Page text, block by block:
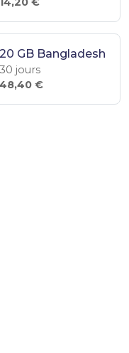
20 GB Bangladesh
30 jours
48,40 €